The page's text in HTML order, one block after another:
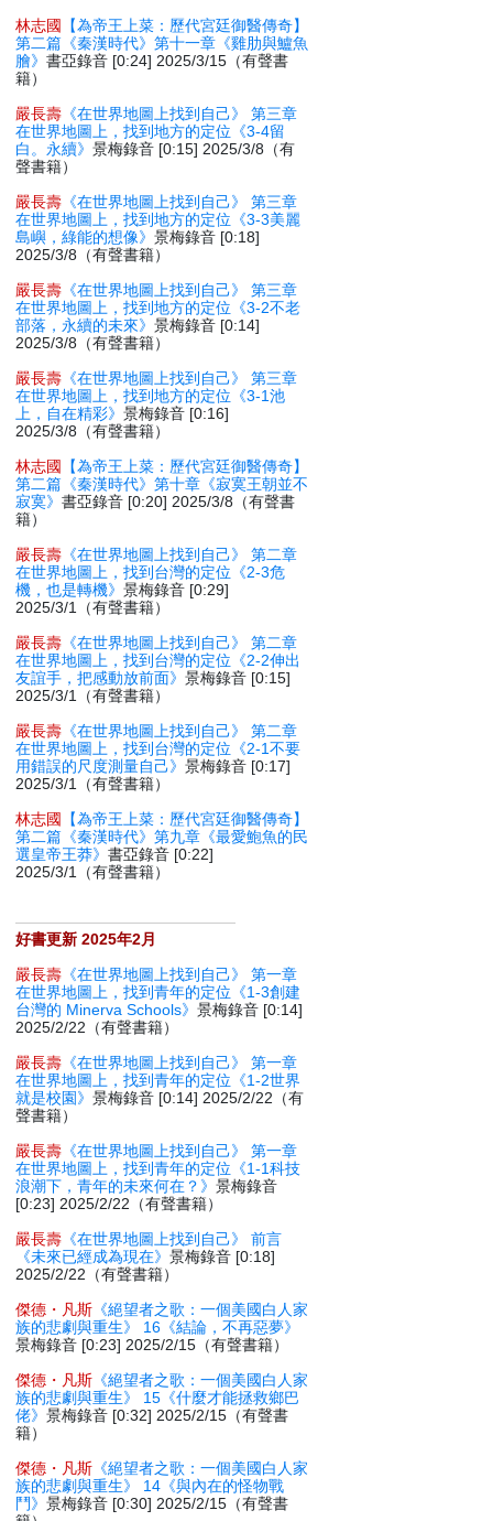
林志國
【為帝王上菜：歷代宮廷御醫傳奇】
第二篇《秦漢時代》第十一章《雞肋與鱸魚
膾》書亞錄音 [0:24] 2025/3/15（有聲書
籍）
嚴長壽 《在世界地圖上找到自己》 第三章
在世界地圖上，找到地方的定位《3-4留
白。永續》景梅錄音 [0:15] 2025/3/8（有
聲書籍）
嚴長壽 《在世界地圖上找到自己》 第三章
在世界地圖上，找到地方的定位《3-3美麗
島嶼，綠能的想像》景梅錄音 [0:18]
2025/3/8（有聲書籍）
嚴長壽 《在世界地圖上找到自己》 第三章
在世界地圖上，找到地方的定位《3-2不老
部落，永續的未來》景梅錄音 [0:14]
2025/3/8（有聲書籍）
嚴長壽 《在世界地圖上找到自己》 第三章
在世界地圖上，找到地方的定位《3-1池
上，自在精彩》景梅錄音 [0:16]
2025/3/8（有聲書籍）
林志國
【為帝王上菜：歷代宮廷御醫傳奇】
第二篇《秦漢時代》第十章《寂寞王朝並不
寂寞》書亞錄音 [0:20] 2025/3/8（有聲書
籍）
嚴長壽 《在世界地圖上找到自己》 第二章
在世界地圖上，找到台灣的定位《2-3危
機，也是轉機》景梅錄音 [0:29]
2025/3/1（有聲書籍）
嚴長壽 《在世界地圖上找到自己》 第二章
在世界地圖上，找到台灣的定位《2-2伸出
友誼手，把感動放前面》景梅錄音 [0:15]
2025/3/1（有聲書籍）
嚴長壽 《在世界地圖上找到自己》 第二章
在世界地圖上，找到台灣的定位《2-1不要
用錯誤的尺度測量自己》景梅錄音 [0:17]
2025/3/1（有聲書籍）
林志國
【為帝王上菜：歷代宮廷御醫傳奇】
第二篇《秦漢時代》第九章《最愛鮑魚的民
選皇帝王莽》書亞錄音 [0:22]
2025/3/1（有聲書籍）
好書更新 2025年2月
嚴長壽 《在世界地圖上找到自己》 第一章
在世界地圖上，找到青年的定位《1-3創建
台灣的 Minerva Schools》景梅錄音 [0:14]
2025/2/22（有聲書籍）
嚴長壽 《在世界地圖上找到自己》 第一章
在世界地圖上，找到青年的定位《1-2世界
就是校園》景梅錄音 [0:14] 2025/2/22（有
聲書籍）
嚴長壽 《在世界地圖上找到自己》 第一章
在世界地圖上，找到青年的定位《1-1科技
浪潮下，青年的未來何在？》景梅錄音
[0:23] 2025/2/22（有聲書籍）
嚴長壽 《在世界地圖上找到自己》 前言
《未來已經成為現在》景梅錄音 [0:18]
2025/2/22（有聲書籍）
傑德・凡斯 《絕望者之歌：一個美國白人家
族的悲劇與重生》 16《結論，不再惡夢》
景梅錄音 [0:23] 2025/2/15（有聲書籍）
傑德・凡斯 《絕望者之歌：一個美國白人家
族的悲劇與重生》 15《什麼才能拯救鄉巴
佬》景梅錄音 [0:32] 2025/2/15（有聲書
籍）
傑德・凡斯 《絕望者之歌：一個美國白人家
族的悲劇與重生》 14《與內在的怪物戰
鬥》景梅錄音 [0:30] 2025/2/15（有聲書